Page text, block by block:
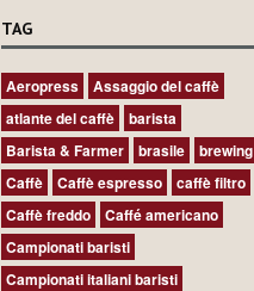
TAG
Aeropress
Assaggio del caffè
atlante del caffè
barista
Barista & Farmer
brasile
brewing
Caffè
Caffè espresso
caffè filtro
Caffè freddo
Caffé americano
Campionati baristi
Campionati italiani baristi